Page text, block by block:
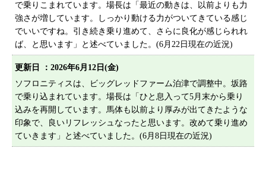
で乗りこまれています。場長は「最近の動きは、以前よりも力
強さが増しています。しっかり動ける力がついてきている感じ
でいいですね。引き続き乗り進めて、さらに良化が感じられれ
ば、と思います」と述べていました。(6月22日現在の近況)
更新日 ：2026年6月12日(金)
ソフロニティスは、ビッグレッドファーム泊津で調整中。坂路
で乗り込まれています。場長は「ひと息入って5月末から乗り
込みを再開しています。馬体も以前より厚みが出てきたような
印象で、良いリフレッシュなったと思います。改めて乗り進め
ていきます」と述べていました。(6月8日現在の近況)